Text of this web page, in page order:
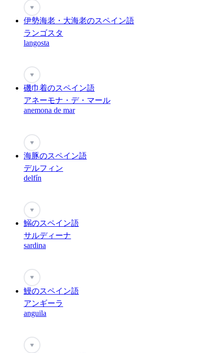
♥
伊勢海老・大海老のスペイン語
ランゴスタ
langosta
♥
磯巾着のスペイン語
アネーモナ・デ・マール
anemona de mar
♥
海豚のスペイン語
デルフィン
delfín
♥
鰯のスペイン語
サルディーナ
sardina
♥
鰻のスペイン語
アンギーラ
anguila
♥